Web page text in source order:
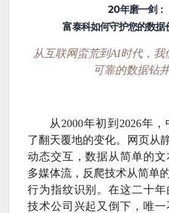
20年磨一剑：
富泰科如何守护您的数据
从互联网蛮荒到AI时代，我
可靠的数据钻
从2000年初到2026年
了翻天覆地的变化。网页从
动态交互，数据从简单的
多媒体流，反爬技术从简单
行为指纹识别。在这二十
技术公司兴起又倒下，唯